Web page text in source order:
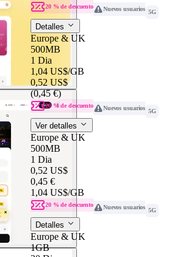
20 % de descuento Nuevos usuarios 5G
Detalles
Europe & UK
500MB
1 Dia
1,04 US$/GB
0,52 US$
(0,45 €)
20 % de descuento Nuevos usuarios 5G
Ver detalles
Europe & UK
500MB
1 Dia
0,52 US$
0,45 €
1,04 US$/GB
20 % de descuento Nuevos usuarios 5G
Detalles
Europe & UK
1GB